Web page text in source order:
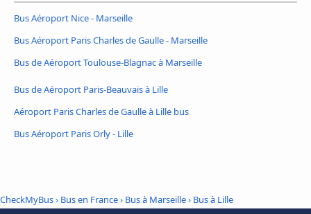
Bus Aéroport Nice - Marseille
Bus Aéroport Paris Charles de Gaulle - Marseille
Bus de Aéroport Toulouse-Blagnac à Marseille
Bus de Aéroport Paris-Beauvais à Lille
Aéroport Paris Charles de Gaulle à Lille bus
Bus Aéroport Paris Orly - Lille
CheckMyBus› Bus en France› Bus à Marseille› Bus à Lille